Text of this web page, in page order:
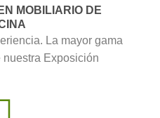
MOBILIARIO DE
La mayor gama
Exposición